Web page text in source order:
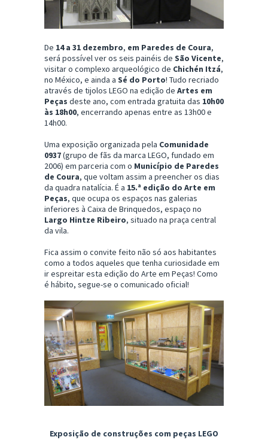
De 14 a 31 dezembro, em Paredes de Coura,
será possível ver os seis painéis de São Vicente,
visitar o complexo arqueológico de Chichén Itzá,
no México, e ainda a Sé do Porto! Tudo recriado
através de tijolos LEGO na edição de Artes em
Peças deste ano, com entrada gratuita das 10h00
às 18h00, encerrando apenas entre as 13h00 e
14h00.
Uma exposição organizada pela Comunidade
0937(grupo de fãs da marca LEGO, fundado em
2006) em parceria com o Município de Paredes
de Coura, que voltam assim a preencher os dias
da quadra natalícia. É a 15.ª edição do Arte em
Peças, que ocupa os espaços nas galerias
inferiores à Caixa de Brinquedos, espaço no
Largo Hintze Ribeiro, situado na praça central
da vila.
Fica assim o convite feito não só aos habitantes
como a todos aqueles que tenha curiosidade em
ir espreitar esta edição do Arte em Peças! Como
é hábito, segue-se o comunicado oficial!
Exposição de construções com peças LEGO